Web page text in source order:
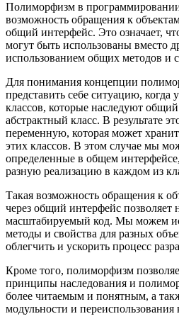
Полиморфизм в
возможность обращения к
общий интерфейс. Это означает,
могут быть использованы вместо
использованием общих методов и
Для понимания концепции
представить себе ситуацию, когда
классов, которые наследуют
абстрактный класс. В результате
переменную, которая может
этих классов. В этом случае мы
определенные в общем
разную реализацию в каждом из
Такая возможность обращения к
через общий интерфейс позволяет
масштабируемый код. Мы можем
методы и свойства для разных
облегчить и ускорить процесс
Кроме того, полиморфизм
принципы наследования и
более читаемым и понятным, а
модульности и переиспользования